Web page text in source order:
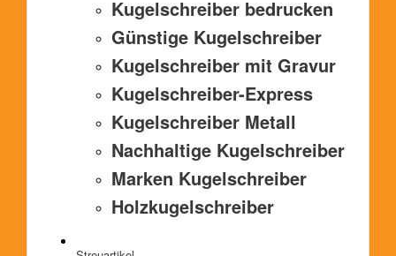
Kugelschreiber bedrucken
Günstige Kugelschreiber
Kugelschreiber mit Gravur
Kugelschreiber-Express
Kugelschreiber Metall
Nachhaltige Kugelschreiber
Marken Kugelschreiber
Holzkugelschreiber